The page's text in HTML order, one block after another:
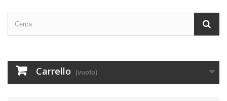
Carrello (vuoto)